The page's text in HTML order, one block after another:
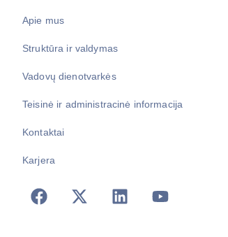
Apie mus
Struktūra ir valdymas
Vadovų dienotvarkės
Teisinė ir administracinė informacija
Kontaktai
Karjera